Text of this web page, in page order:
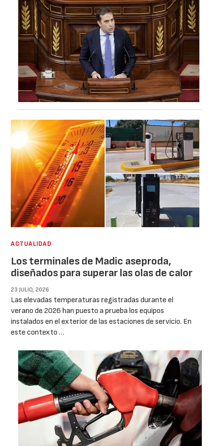
ACTUALIDAD
Los terminales de Madic aseproda,
diseñados para superar las olas de calor
23 JULIO, 2026
Las elevadas temperaturas registradas durante el
verano de 2026 han puesto a prueba los equipos
instalados en el exterior de las estaciones de servicio. En
este contexto …